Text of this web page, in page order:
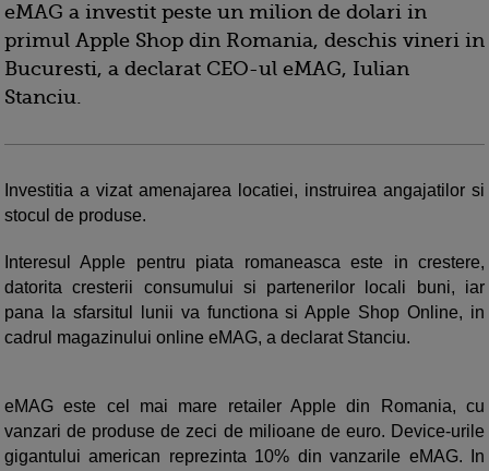
eMAG a investit peste un milion de dolari in
primul Apple Shop din Romania, deschis vineri in
Bucuresti, a declarat CEO-ul eMAG, Iulian
Stanciu.
Investitia a vizat amenajarea locatiei, instruirea angajatilor si
stocul de produse.
Interesul Apple pentru piata romaneasca este in crestere,
datorita cresterii consumului si partenerilor locali buni, iar
pana la sfarsitul lunii va functiona si Apple Shop Online, in
cadrul magazinului online eMAG, a declarat Stanciu.
eMAG este cel mai mare retailer Apple din Romania, cu
vanzari de produse de zeci de milioane de euro. Device-urile
gigantului american reprezinta 10% din vanzarile eMAG. In